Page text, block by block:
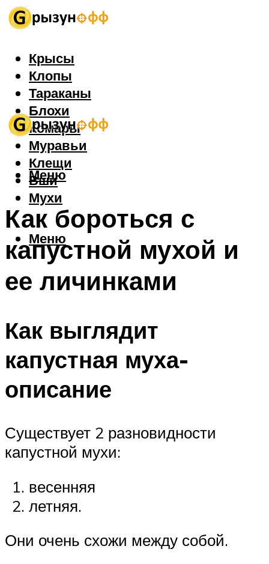
Крысы
Клопы
Тараканы
Блохи
Комары
Муравьи
Клещи
Вши
Мухи
Меню
Меню
Как бороться с
капустной мухой и
ее личинками
Как выглядит
капустная муха-
описание
Существует 2 разновидности
капустной мухи:
весенняя
летняя.
Они очень схожи между собой.